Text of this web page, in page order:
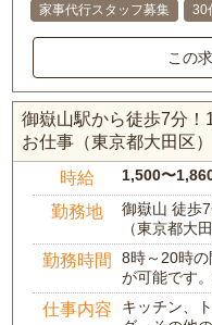
家事代行スタッフ募集 30
この
御嶽山駅から徒歩7分
お仕事（東京都大田区）
時給 1,500〜
勤務地
御嶽山 徒歩
（東京都大
勤務時間
8時～20時
が可能です
仕事内容
キッチン、